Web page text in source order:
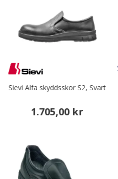
Sievi Alfa skyddsskor S2, Svart
1.705,00 kr